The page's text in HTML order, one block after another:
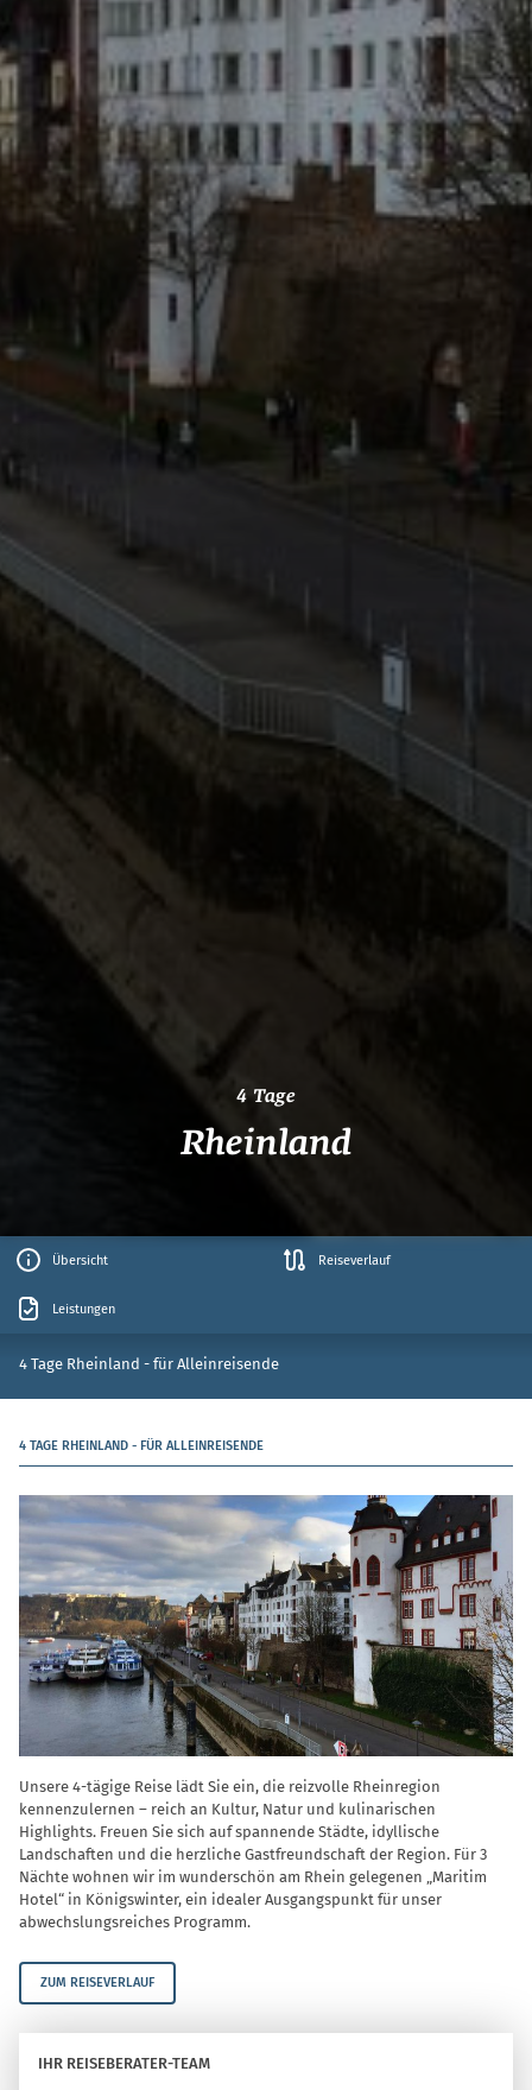
4 Tage
Rheinland
Übersicht Reiseverlauf
Leistungen
4 Tage Rheinland - für Alleinreisende
4 TAGE RHEINLAND - FÜR ALLEINREISENDE
Unsere 4-tägige Reise lädt Sie ein, die reizvolle Rheinregion
kennenzulernen – reich an Kultur, Natur und kulinarischen
Highlights. Freuen Sie sich auf spannende Städte, idyllische
Landschaften und die herzliche Gastfreundschaft der Region. Für 3
Nächte wohnen wir im wunderschön am Rhein gelegenen „Maritim
Hotel“ in Königswinter, ein idealer Ausgangspunkt für unser
abwechslungsreiches Programm.
ZUM REISEVERLAUF
IHR REISEBERATER-TEAM